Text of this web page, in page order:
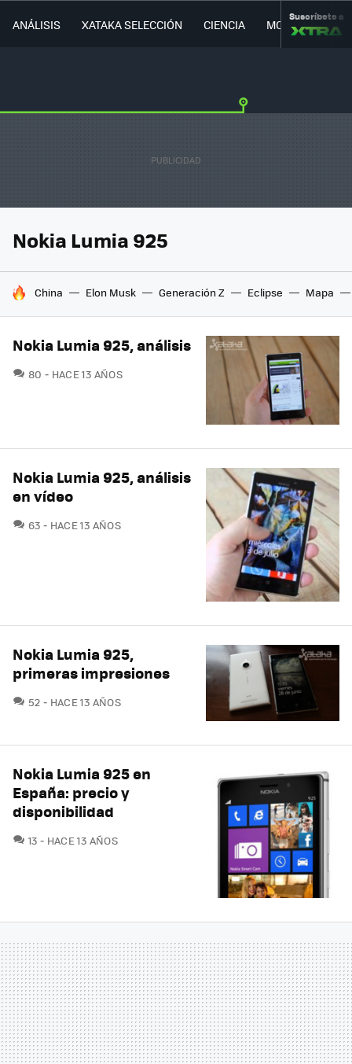
ANÁLISIS XATAKA SELECCIÓN CIENCIA MOVILIDAD
Suscríbete a
Nokia Lumia 925
HOY SE HABLA DE
China Elon Musk Generación Z Eclipse Mapa
Nokia Lumia 925, análisis
80 COMENTARIOS
HACE 13 AÑOS
Nokia Lumia 925, análisis
en vídeo
63 COMENTARIOS
HACE 13 AÑOS
Nokia Lumia 925,
primeras impresiones
52 COMENTARIOS
HACE 13 AÑOS
Nokia Lumia 925 en
España: precio y
disponibilidad
13 COMENTARIOS
HACE 13 AÑOS